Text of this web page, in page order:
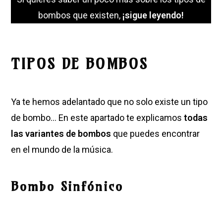
bombos que existen, ¡sigue leyendo!
TIPOS DE BOMBOS
Ya te hemos adelantado que no solo existe un tipo
de bombo… En este apartado te explicamostodas
las variantes de bombos que puedes encontrar
en el mundo de la música.
Bombo Sinfónico